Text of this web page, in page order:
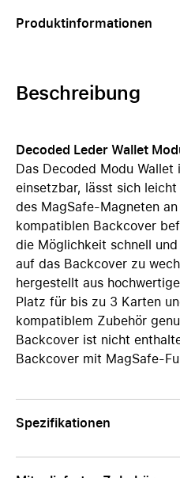
Produktinformationen
Beschreibung
Decoded Leder Wallet
Das Decoded Modu
einsetzbar, lässt sich
des MagSafe-Magneten
kompatiblen Backcover
die Möglichkeit schnell
auf das Backcover zu
hergestellt aus
Platz für bis zu 3 Karten
kompatiblem Zubehör
Backcover ist nicht
Backcover mit MagSafe-
Spezifikationen